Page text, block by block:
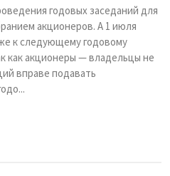
годовых заседаний для
акционеров. А 1 июля
к следующему годовому
как акционеры — владельцы не
вправе подавать